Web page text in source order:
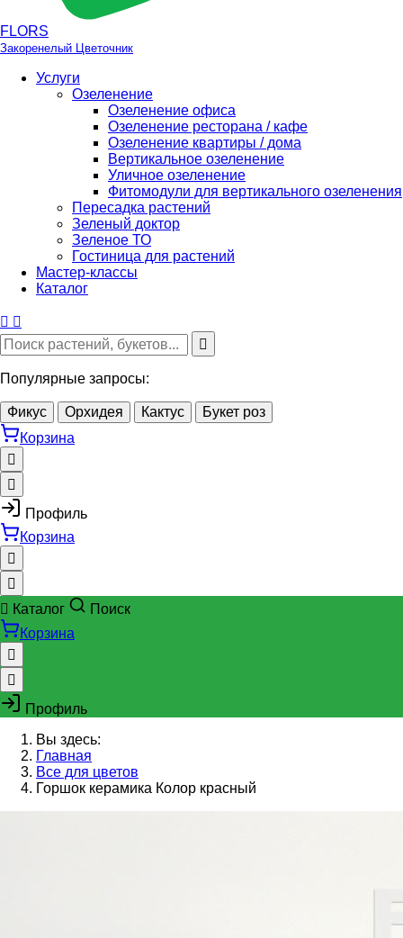
FLORS
Закоренелый Цветочник
Услуги
Озеленение
Озеленение офиса
Озеленение ресторана / кафе
Озеленение квартиры / дома
Вертикальное озеленение
Уличное озеленение
Фитомодули для вертикального озеленения
Пересадка растений
Зеленый доктор
Зеленое ТО
Гостиница для растений
Мастер-классы
Каталог
Популярные запросы:
Фикус Орхидея Кактус
Букет роз
Корзина
Профиль
Корзина
Каталог
Поиск
Корзина
Профиль
Вы здесь:
Главная
Все для цветов
Горшок керамика Колор красный